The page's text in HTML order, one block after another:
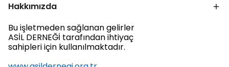
Hakkımızda
Bu işletmeden sağlanan gelirler
ASİL DERNEĞİ tarafından ihtiyaç
sahipleri için kullanılmaktadır.